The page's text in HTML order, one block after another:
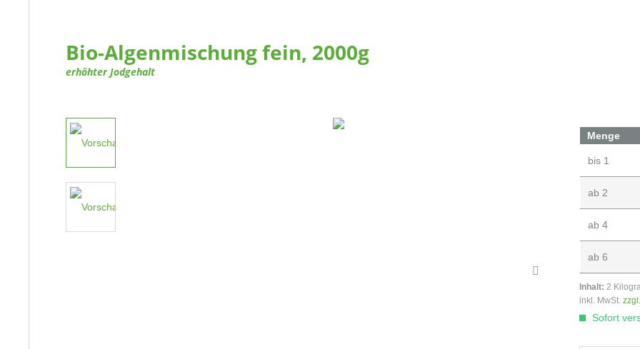
Bio-Algenmischung fein, 2000g
erhöhter Jodgehalt
Menge
bis 1
ab 2
ab4
ab6
Inhalt:2
inkl. MwSt.
Sofort